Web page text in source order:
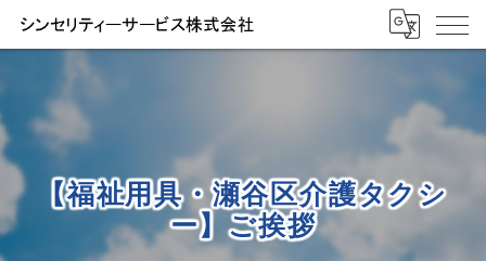
【福祉用具・瀬谷区介護タクシ
ー】ご挨拶